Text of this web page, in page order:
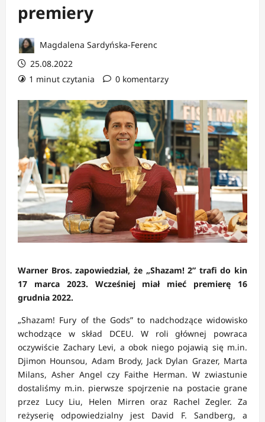
premiery
Magdalena Sardyńska-Ferenc
25.08.2022
1 minut czytania
0 komentarzy
Warner Bros. zapowiedział, że „Shazam! 2” trafi do kin
17 marca 2023. Wcześniej miał mieć premierę 16
grudnia 2022.
„Shazam! Fury of the Gods” to nadchodzące widowisko
wchodzące w skład DCEU. W roli głównej powraca
oczywiście Zachary Levi, a obok niego pojawią się m.in.
Djimon Hounsou, Adam Brody, Jack Dylan Grazer, Marta
Milans, Asher Angel czy Faithe Herman. W zwiastunie
dostaliśmy m.in. pierwsze spojrzenie na postacie grane
przez Lucy Liu, Helen Mirren oraz Rachel Zegler. Za
reżyserię odpowiedzialny jest David F. Sandberg, a